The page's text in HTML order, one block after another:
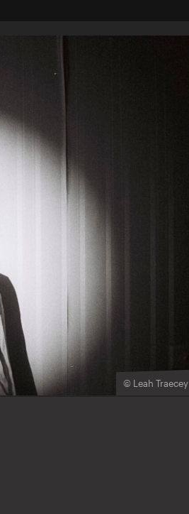
© Leah Traecey